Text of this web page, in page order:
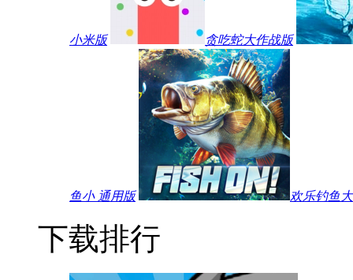
小米版 贪吃蛇大作战版
鱼小 通用版 欢乐钓鱼
下载排行